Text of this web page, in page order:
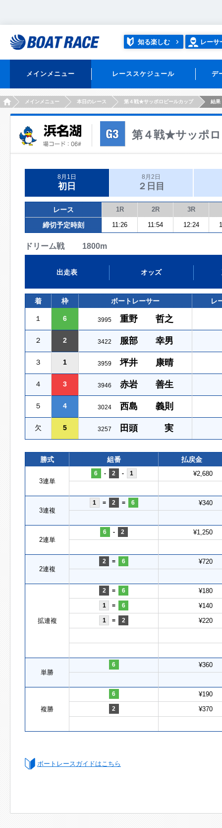
知る楽しむ レーサ
メインメニュー レーススケジュール デ
HOMEメインメニュー 本日のレース 第４戦★サッポロビールカップ 結果
第４戦★サッポ
8月1日
初日
8月2日
２日目
レース 1R 2R 3R
締切予定時刻 11:26 11:54 12:24
ドリーム戦 1800m
出走表 オッズ
着 枠 ボートレーサー レ
１ 6 3995 重野 哲之
２ 2 3422 服部 幸男
３ 1 3959 坪井 康晴
４ 3 3946 赤岩 善生
５ 4 3024 西島 義則
欠 5 3257 田頭 実
勝式 組番 払戻金
3連単
6 - 2 - 1 ¥2,680
3連複
1 = 2 = 6 ¥340
2連単
6 - 2 ¥1,250
2連複
2 = 6 ¥720
拡連複
2 = 6 ¥180
1 = 6 ¥140
1 = 2 ¥220
単勝
6 ¥360
複勝
6 ¥190
2 ¥370
ボートレースガイドはこちら